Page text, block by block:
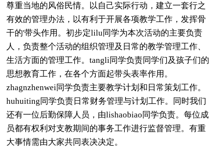
尊重当地的风俗民情。以自己实际行动，建立一套行之
有效的管理办法，以有利于开展各项教学工作，发挥骨
干的'带头作用。初步定lilu同学为本次活动的主要负责
人，负责整个活动的组织管理及日常的教学管理工作、
生活方面的管理工作。tangli同学负责同学们及孩子们的
思想教育工作，在各个方面起带头表率作用。
zhagnzhenwei同学负责主要教学计划和日常策划工作。
huhuiting同学负责日常财务管理与计划工作。同时我们
还有一位后勤保障人员，由lishaobiao同学负责。每位成
员都有权利对支教期间的事务工作进行监督管理。有重
大事情需由大家共同表决决定。